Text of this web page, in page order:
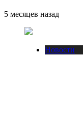
5 месяцев назад
Новости